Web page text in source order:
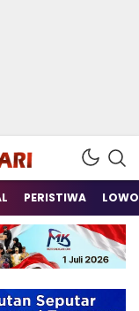
PERISTIWA